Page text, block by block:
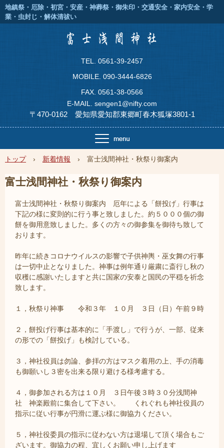
地鎮祭・厄除・初宮・安産・神葬祭・御朱印・交通安全・家内安全・学
業・虫封じ・解体清祓い
TEL. 0561-39-2457
MOBILE. 090-3444-6826
FAX. 0561-38-0566
E-MAIL. sengen1@nifty.com
〒470-0162 愛知県愛知郡東郷町春木狐塚3801-1
トップ › 新着情報 › 富士浅間神社・秋祭り御案内
富士浅間神社・秋祭り御案内
富士浅間神社・秋祭り御案内 厄年による「餅投げ」行事は
下記の様に変則的に行う事と致しました。約５０００個の御
餅を御用意致しました。多くの方々の御参集を御待ち致して
おります。
昨年に続きコロナウイルスの影響で子供神輿・巫女舞の行事
は一切中止となりました。神事は例年通り厳粛に斎行し秋の
収穫に感謝いたしますと共に国家の安泰と国民の平穏を祈念
致します。
１，秋祭り神事 令和３年 １０月 ３日（日）午前９時
２，餅投げ行事は基本的に「手渡し」で行うが、一部、従来
の形での「餅投げ」も検討している。
３，神社役員は勿論、参拝の方はマスク着用の上、手の消毒
も御願いし３密を出来る限り避ける様考慮する。
４，御参加される方は１０月 ３日午後３時３０分浅間神
社 神楽殿前に集合して下さい。 くれぐれも神社役員の
指示に従い行事が円滑に運ぶ様に御協力ください。
５，神社役委員の指示に従わない方は退場して頂く場合もご
ざいます。御協力の程、宜しくお願い申し上げます